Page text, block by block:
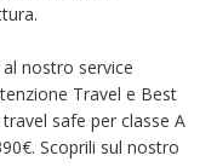
al nostro service
Travel e Best
safe per classe A
Scoprili sul nostro